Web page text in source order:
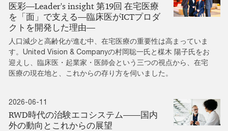
医彩―Leader's insight 第19回 在宅医療
を「面」で支える―臨床医がICTプロダ
クトを開発した理由―
人口減少と高齢化が進む中、在宅医療の重要性は高まっていま
す。United Vision & Companyの村岡聡一氏と楳木 陽子氏をお
迎えし、臨床医・起業家・医師会という三つの視点から、在宅
医療の現在地と、これからの存り方を伺いました。
2026-06-11
RWD時代の治験エコシステム――国内
外の動向とこれからの展望